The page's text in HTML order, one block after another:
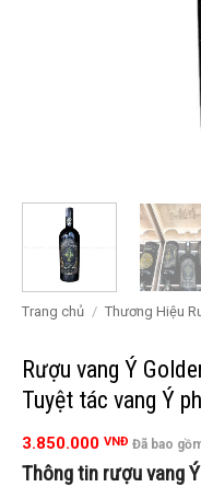
Trang chủ / Thương Hiệu
Rượu vang Ý
Tuyệt tác vang Ý
3.850.000 VNĐ Đã bao
Thông tin rượu vang